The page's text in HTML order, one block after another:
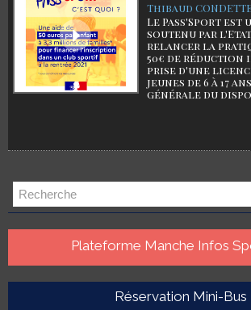
Thibaud
Le Pass'Sport
soutenu par
relancer la
50€ de réduction
prise d'une
jeunes de 6 à 17
générale du
Plateforme Manche Infos
Réservation Mini-Bus